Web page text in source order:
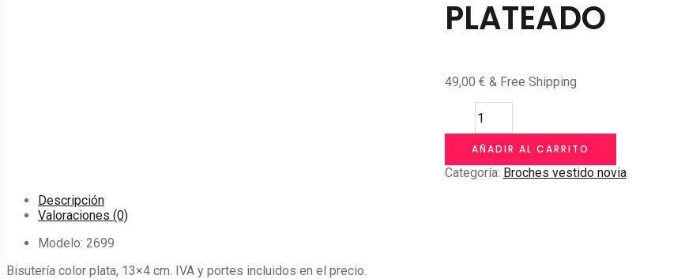
PLATEADO
49,00 € & Free Shipping
BISUTERÍA
PLATEADO
cantidadAÑADIR AL CARRITO
Categoría: Broches vestido novia
Descripción
Valoraciones (0)
Modelo: 2699
Bisutería color plata, 13×4 cm. IVA y portes incluidos en el precio.